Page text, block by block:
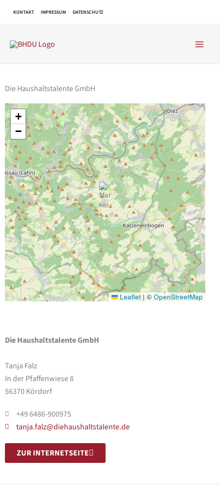
KONTAKT IMPRESSUM DATENSCHUTZ
Die Haushaltstalente GmbH
+
−
Leaflet | © OpenStreetMap
Die Haushaltstalente GmbH
Tanja Falz
In der Pfaffenwiese 8
56370 Kördorf
+49 6486-900975
tanja.falz@diehaushaltstalente.de
ZUR INTERNETSEITE